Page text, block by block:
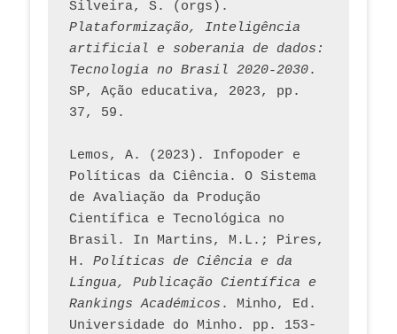
Plataformização, Inteligência
artificial e soberania de dados:
Tecnologia no Brasil 2020-2030.
SP, Ação educativa, 2023, pp.
37, 59.
Lemos, A. (2023). Infopoder e
Políticas da Ciência. O Sistema
de Avaliação da Produção
Científica e Tecnológica no
Brasil. In Martins, M.L.; Pires,
H. Políticas de Ciência e da
Língua, Publicação Científica e
Rankings Académicos . Minho, Ed.
Universidade do Minho. pp. 153-